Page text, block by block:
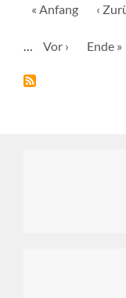
Erste
« Anfang ‹
Nächste
Vor ›
Letzte
Ende »